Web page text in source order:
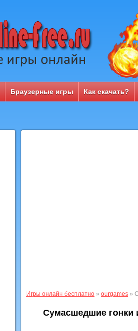
Браузерные игры Как скачать?
Игры онлайн бесплатно » ourgames »
Сумасшедшие гонки